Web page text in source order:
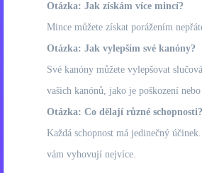
Otázka: Jak získám více mincí?
Mince můžete získat porážením
Otázka: Jak vylepším své kanóny?
Své kanóny můžete vylepšovat
vašich kanónů, jako je poškození nebo
Otázka: Co dělají různé schopnosti?
Každá schopnost má jedinečný
vám vyhovují nejvíce.